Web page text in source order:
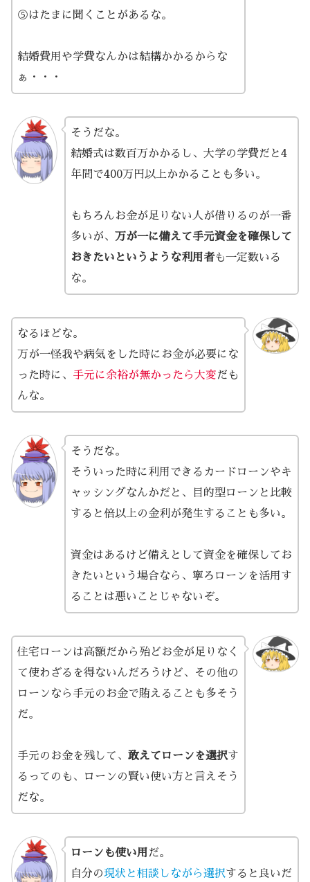
⑤はたまに聞くことがあるな。
結婚費用や学費なんかは結構かかるからな
ぁ・・・
そうだな。
結婚式は数百万かかるし、大学の学費だと4
年間で400万円以上かかることも多い。
もちろんお金が足りない人が借りるのが一番
多いが、
万が一に備えて手元資金を確保して
おきたいというような利用者も一定数いる
な。
なるほどな。
万が一怪我や病気をした時にお金が必要にな
った時に、 手元に余裕が無かったら大変だも
んな。
そうだな。
そういった時に利用できるカードローンやキ
ャッシングなんかだと、目的型ローンと比較
すると倍以上の金利が発生することも多い。
資金はあるけど備えとして資金を確保してお
きたいという場合なら、寧ろローンを活用す
ることは悪いことじゃないぞ。
住宅ローンは高額だから殆どお金が足りなく
て使わざるを得ないんだろうけど、その他の
ローンなら手元のお金で賄えることも多そう
だ。
手元のお金を残して、 敢えてローンを選択す
るってのも、ローンの賢い使い方と言えそう
だな。
ローンも使い用 だ。
自分の現状と相談しながら選択すると良いだ